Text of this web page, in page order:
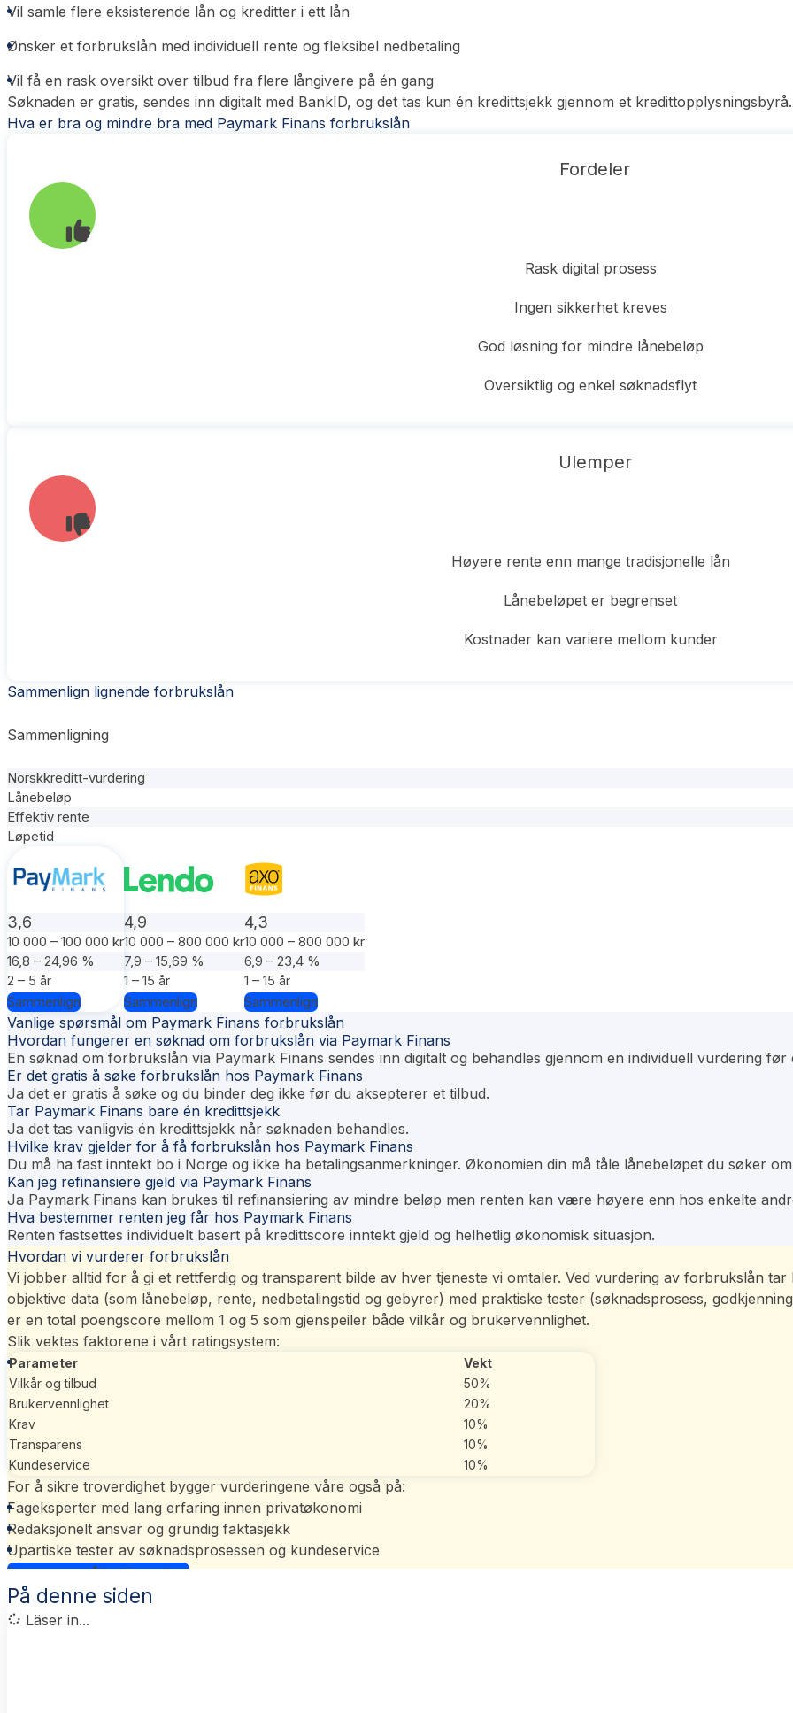
Vil samle flere eksisterende lån og kreditter i ett lån
Ønsker et forbrukslån med individuell rente og fleksibel nedbetaling
Vil få en rask oversikt over tilbud fra flere långivere på én gang
Søknaden er gratis, sendes inn digitalt med BankID, og det tas kun én kredittsjekk gjennom et kredittopplysningsbyrå.
Hva er bra og mindre bra med Paymark Finans forbrukslån
Fordeler
Rask digital prosess
Ingen sikkerhet kreves
God løsning for mindre lånebeløp
Oversiktlig og enkel søknadsflyt
Ulemper
Høyere rente enn mange tradisjonelle lån
Lånebeløpet er begrenset
Kostnader kan variere mellom kunder
Sammenlign lignende forbrukslån
Sammenligning
Norskkreditt-vurdering
Lånebeløp
Effektiv rente
Løpetid
3,6
10 000 – 100 000 kr
16,8 – 24,96 %
2 – 5 år
Sammenlign
4,9
10 000 – 800 000 kr
7,9 – 15,69 %
1 – 15 år
Sammenlign
4,3
10 000 – 800 000 kr
6,9 – 23,4 %
1 – 15 år
Sammenlign
Vanlige spørsmål om Paymark Finans forbrukslån
Hvordan fungerer en søknad om forbrukslån via Paymark Finans
En søknad om forbrukslån via Paymark Finans sendes inn digitalt og behandles gjennom en individuell vurdering før
Er det gratis å søke forbrukslån hos Paymark Finans
Ja det er gratis å søke og du binder deg ikke før du aksepterer et tilbud.
Tar Paymark Finans bare én kredittsjekk
Ja det tas vanligvis én kredittsjekk når søknaden behandles.
Hvilke krav gjelder for å få forbrukslån hos Paymark Finans
Du må ha fast inntekt bo i Norge og ikke ha betalingsanmerkninger. Økonomien din må tåle lånebeløpet du søker
Kan jeg refinansiere gjeld via Paymark Finans
Ja Paymark Finans kan brukes til refinansiering av mindre beløp men renten kan være høyere enn hos enkelte
Hva bestemmer renten jeg får hos Paymark Finans
Renten fastsettes individuelt basert på kredittscore inntekt gjeld og helhetlig økonomisk situasjon.
Hvordan vi vurderer forbrukslån
Vi jobber alltid for å gi et rettferdig og transparent bilde av hver tjeneste vi omtaler. Ved vurdering av forbrukslån
objektive data (som lånebeløp, rente, nedbetalingstid og gebyrer) med praktiske tester (søknadsprosess,
er en total poengscore mellom 1 og 5 som gjenspeiler både vilkår og brukervennlighet.
Slik vektes faktorene i vårt ratingsystem:
Parameter
Vekt
Vilkår og tilbud
50%
Brukervennlighet
20%
Krav
10%
Transparens
10%
Kundeservice
10%
For å sikre troverdighet bygger vurderingene våre også på:
Fageksperter med lang erfaring innen privatøkonomi
Redaksjonelt ansvar og grundig faktasjekk
Upartiske tester av søknadsprosessen og kundeservice
Les mer om vårt ratingsystem
På denne siden
Läser in...